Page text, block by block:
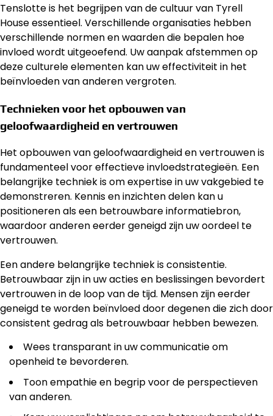
Tenslotte is het begrijpen van de cultuur van Tyrell
House essentieel. Verschillende organisaties hebben
verschillende normen en waarden die bepalen hoe
invloed wordt uitgeoefend. Uw aanpak afstemmen op
deze culturele elementen kan uw effectiviteit in het
beïnvloeden van anderen vergroten.
Technieken voor het opbouwen van
geloofwaardigheid en vertrouwen
Het opbouwen van geloofwaardigheid en vertrouwen is
fundamenteel voor effectieve invloedstrategieën. Een
belangrijke techniek is om expertise in uw vakgebied te
demonstreren. Kennis en inzichten delen kan u
positioneren als een betrouwbare informatiebron,
waardoor anderen eerder geneigd zijn uw oordeel te
vertrouwen.
Een andere belangrijke techniek is consistentie.
Betrouwbaar zijn in uw acties en beslissingen bevordert
vertrouwen in de loop van de tijd. Mensen zijn eerder
geneigd te worden beïnvloed door degenen die zich door
consistent gedrag als betrouwbaar hebben bewezen.
Wees transparant in uw communicatie om
openheid te bevorderen.
Toon empathie en begrip voor de perspectieven
van anderen.